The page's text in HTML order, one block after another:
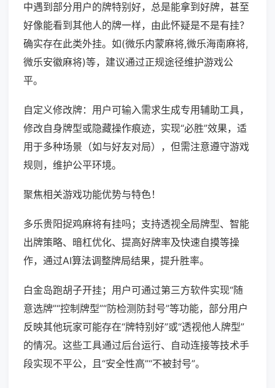
中遇到部分用户的牌特别好，总是能拿到好牌，甚至
好像能看到其他人的牌一样，由此怀疑是不是有挂？
确实存在此类外挂。如(微乐内蒙麻将,微乐海南麻将,
微乐安徽麻将)等，建议通过正规途径维护游戏公
平。
自定义修改牌：用户可输入需求生成专用辅助工具，
修改自身牌型或隐藏操作痕迹，实现“必胜”效果，适
用于多种场景（如与好友对局），但需注意遵守游戏
规则，维护公平环境。
聚焦相关游戏功能优势与特色！
多乐贵阳捉鸡麻将有挂吗；支持透视全局牌型、智能
出牌策略、暗杠优化、提高好牌率及快速自摸等操
作，通过AI算法调整牌局结果，提升胜率。
白金岛跑胡子开挂；用户可通过第三方软件实现“随
意选牌”“控制牌型”“防检测防封号”等功能，部分用户
反映其他玩家可能存在“牌特别好”或“透视他人牌型”
的情况。这些工具通过后台运行、自动连接等技术手
段实现不平公，且“安全性高”“不被封号”。